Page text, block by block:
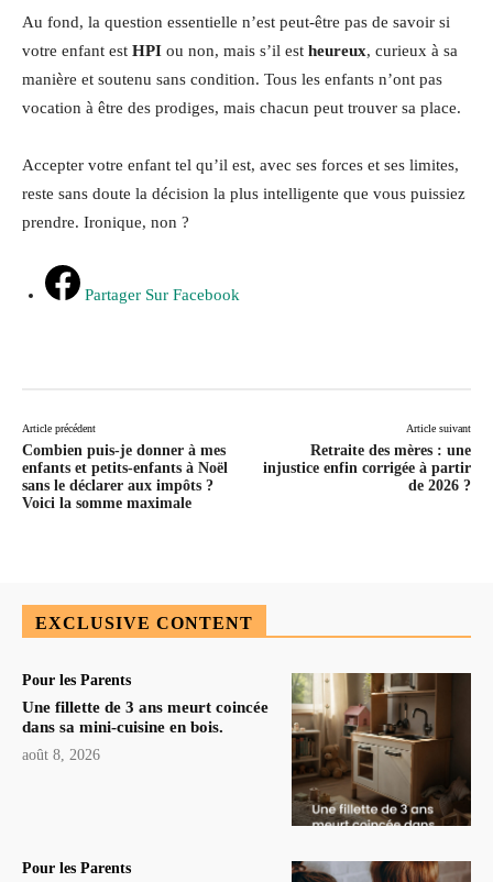
Au fond, la question essentielle n’est peut-être pas de savoir si
votre enfant est HPI ou non, mais s’il est heureux, curieux à sa
manière et soutenu sans condition. Tous les enfants n’ont pas
vocation à être des prodiges, mais chacun peut trouver sa place.
Accepter votre enfant tel qu’il est, avec ses forces et ses limites,
reste sans doute la décision la plus intelligente que vous puissiez
prendre. Ironique, non ?
Partager Sur Facebook
Article précédent
Combien puis-je donner à mes
enfants et petits-enfants à Noël
sans le déclarer aux impôts ?
Voici la somme maximale
Article suivant
Retraite des mères : une
injustice enfin corrigée à partir
de 2026 ?
EXCLUSIVE CONTENT
Pour les Parents
Une fillette de 3 ans meurt coincée
dans sa mini-cuisine en bois.
août 8, 2026
Pour les Parents